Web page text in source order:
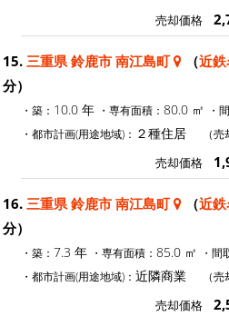
売却価格
15. 三重県 鈴鹿市 南江島町 （近
分）
・築： 10.0 年 ・専有面積： 80.0 ㎡ ・
・都市計画(用途地域)： ２種住居 （
売却価格
16. 三重県 鈴鹿市 南江島町 （近
分）
・築： 7.3 年 ・専有面積： 85.0 ㎡ ・間
・都市計画(用途地域)： 近隣商業 （
売却価格